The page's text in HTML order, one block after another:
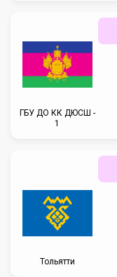
ГБУ ДО КК ДЮСШ -
1
Тольятти